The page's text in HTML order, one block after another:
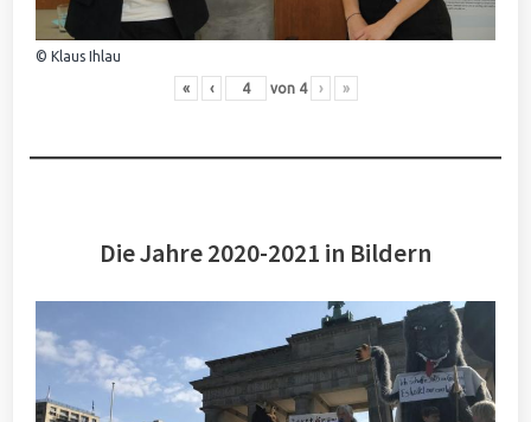
© Klaus Ihlau
« ‹ von 4 › »
Die Jahre 2020-2021 in Bildern